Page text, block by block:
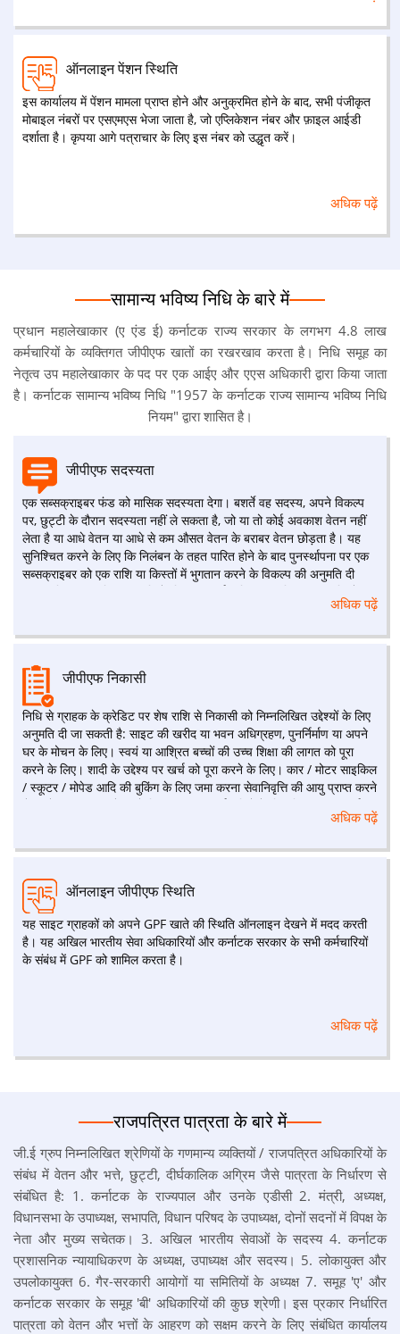
एंड ई) को कार्यालय के संबंधित प्रमुखों द्वारा अधिकारी की सेवानिवृत्ति की तारीख से
कम से कम 3 महीने पहले प्रस्तुत किए जाने चाहिए। (नियम 326 और KCSRs का
नियम 332 (सी))। सभी राजपत्रित अधिकारियों को पेंशन के लिए अपना आवेदन
फॉर्म icers से कम से कम एक वर्ष पहले KCSRs के सेवानिवृत्ति (नियम ३२ of (१))
में जमा करना चाहिए
ऑनलाइन पेंशन स्थिति
इस कार्यालय में पेंशन मामला प्राप्त होने और अनुक्रमित होने के बाद, सभी पंजीकृत
मोबाइल नंबरों पर एसएमएस भेजा जाता है, जो एप्लिकेशन नंबर और फ़ाइल आईडी
दर्शाता है। कृपया आगे पत्राचार के लिए इस नंबर को उद्धृत करें।
अधिक पढ़ें
सामान्य भविष्य निधि के बारे में
प्रधान महालेखाकार (ए एंड ई) कर्नाटक राज्य सरकार के लगभग 4.8 लाख
कर्मचारियों के व्यक्तिगत जीपीएफ खातों का रखरखाव करता है। निधि समूह का
नेतृत्व उप महालेखाकार के पद पर एक आईए और एएस अधिकारी द्वारा किया जाता
है। कर्नाटक सामान्य भविष्य निधि "1957 के कर्नाटक राज्य सामान्य भविष्य निधि
नियम" द्वारा शासित है।
जीपीएफ सदस्यता
एक सब्सक्राइबर फंड को मासिक सदस्यता देगा। बशर्ते वह सदस्य, अपने विकल्प
पर, छुट्टी के दौरान सदस्यता नहीं ले सकता है, जो या तो कोई अवकाश वेतन नहीं
लेता है या आधे वेतन या आधे से कम औसत वेतन के बराबर वेतन छोड़ता है। यह
सुनिश्चित करने के लिए कि निलंबन के तहत पारित होने के बाद पुनर्स्थापना पर एक
सब्सक्राइबर को एक राशि या किस्तों में भुगतान करने के विकल्प की अनुमति दी
जाएगी, किसी भी राशि की अवधि के लिए स्वीकार्य अधिकतम राशि बकाया राशि से
अधिक नहीं होगी। ग्राहक निम्नलिखित तरीके से छुट्टी के दौरान सदस्यता नहीं लेने
तो वह अपना खुद का बिल निकालता है। (ख) यदि वह ऐसा अधिकारी नहीं है जो
अवकाश पर जाने से पहले अपने कार्यालय के प्रमुख को लिखित संचार द्वारा अपने
स्वयं के वेतन बिलों को आकर्षित करता है।
अधिक पढ़ें
जीपीएफ निकासी
निधि से ग्राहक के क्रेडिट पर शेष राशि से निकासी को निम्नलिखित उद्देश्यों के लिए
अनुमति दी जा सकती है: साइट की खरीद या भवन अधिग्रहण, पुनर्निर्माण या अपने
घर के मोचन के लिए। स्वयं या आश्रित बच्चों की उच्च शिक्षा की लागत को पूरा
करने के लिए। शादी के उद्देश्य पर खर्च को पूरा करने के लिए। कार / मोटर साइकिल
/ स्कूटर / मोपेड आदि की बुकिंग के लिए जमा करना सेवानिवृत्ति की आयु प्राप्त करने
से पहले या दस साल से पहले किसी भी समय कर्मचारियों के लिए रियायत स्वीकार्य
होगी या जब ग्राहक ने कुल सेवा के बीस साल पूरे कर लिए हों (यदि कोई हो तो टूटी
भविष्य निधि से निकासी आमतौर पर 12 महीने के वेतन से अधिक नहीं होगी या
ग्राहक की क्रेडिट के लिए बकाया शेष राशि का पचहत्तर प्रतिशत होगा। विभाग के
प्रमुख 90 प्रतिशत की निकासी को मंजूरी दे सकते हैं ग्राहक के पिछले 12 महीनों
की सेवा के दौरान, बिना किसी कारण बताए शेष राशि। इसका लाभ केवल एक बार
लिया जा सकता है।
अधिक पढ़ें
ऑनलाइन जीपीएफ स्थिति
यह साइट ग्राहकों को अपने GPF खाते की स्थिति ऑनलाइन देखने में मदद करती
है। यह अखिल भारतीय सेवा अधिकारियों और कर्नाटक सरकार के सभी कर्मचारियों
के संबंध में GPF को शामिल करता है।
अधिक पढ़ें
राजपत्रित पात्रता के बारे में
जी.ई ग्रुप निम्नलिखित श्रेणियों के गणमान्य व्यक्तियों / राजपत्रित अधिकारियों के
संबंध में वेतन और भत्ते, छुट्टी, दीर्घकालिक अग्रिम जैसे पात्रता के निर्धारण से
संबंधित है: 1. कर्नाटक के राज्यपाल और उनके एडीसी 2. मंत्री, अध्यक्ष,
विधानसभा के उपाध्यक्ष, सभापति, विधान परिषद के उपाध्यक्ष, दोनों सदनों में विपक्ष के
नेता और मुख्य सचेतक। 3. अखिल भारतीय सेवाओं के सदस्य 4. कर्नाटक
प्रशासनिक न्यायाधिकरण के अध्यक्ष, उपाध्यक्ष और सदस्य। 5. लोकायुक्त और
उपलोकायुक्त 6. गैर-सरकारी आयोगों या समितियों के अध्यक्ष 7. समूह 'ए' और
कर्नाटक सरकार के समूह 'बी' अधिकारियों की कुछ श्रेणी। इस प्रकार निर्धारित
पात्रता को वेतन और भत्तों के आहरण को सक्षम करने के लिए संबंधित कार्यालय